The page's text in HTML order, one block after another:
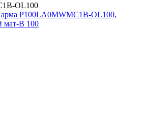
OL100
P100LA0MWMC1B-OL100,
мат-B 100